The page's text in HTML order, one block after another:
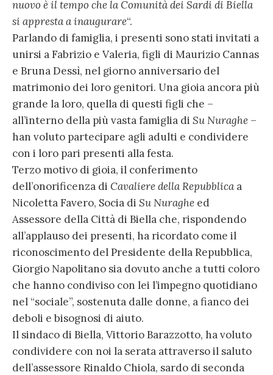
nuovo è il tempo che la Comunità dei Sardi di Biella
si appresta a inaugurare“.
Parlando di famiglia, i presenti sono stati invitati a
unirsi a Fabrizio e Valeria, figli di Maurizio Cannas
e Bruna Dessì, nel giorno anniversario del
matrimonio dei loro genitori. Una gioia ancora più
grande la loro, quella di questi figli che –
all’interno della più vasta famiglia di Su Nuraghe –
han voluto partecipare agli adulti e condividere
con i loro pari presenti alla festa.
Terzo motivo di gioia, il conferimento
dell’onorificenza di Cavaliere della Repubblica a
Nicoletta Favero, Socia di Su Nuraghe ed
Assessore della Città di Biella che, rispondendo
all’applauso dei presenti, ha ricordato come il
riconoscimento del Presidente della Repubblica,
Giorgio Napolitano sia dovuto anche a tutti coloro
che hanno condiviso con lei l’impegno quotidiano
nel “sociale”, sostenuta dalle donne, a fianco dei
deboli e bisognosi di aiuto.
Il sindaco di Biella, Vittorio Barazzotto, ha voluto
condividere con noi la serata attraverso il saluto
dell’assessore Rinaldo Chiola, sardo di seconda